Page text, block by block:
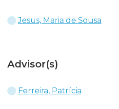
Jesus, Maria de Sousa
Advisor(s)
Ferreira, Patrícia